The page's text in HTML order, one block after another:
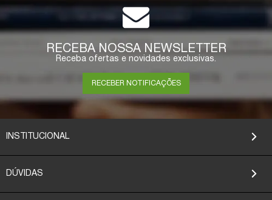
COMPRAR
RECEBA NOSSA NEWSLETTER
Receba ofertas e novidades exclusivas.
RECEBER NOTIFICAÇÕES
INSTITUCIONAL
DÚVIDAS